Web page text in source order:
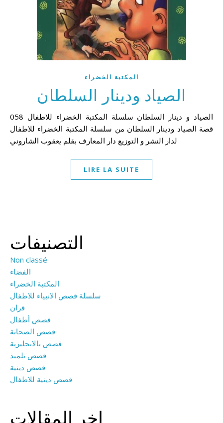
المكتبة الخضراء
الصياد ودينار السلطان
058 الصياد و دينار السلطان سلسلة المكتبة الخضراء للاطفال
قصة الصياد ودينار السلطان من سلسلة المكتبة الخضراء للاطفال
LIRE LA SUITE
التصنيفات
Non classé
الفضاء
المكتبة الخضراء
سلسلة قصص الانبياء للاطفال
قران
قصص أطفال
قصص الصحابة
قصص بالانجليزية
قصص تلميذ
قصص دينية
قصص دينية للاطفال
اخر المقالات